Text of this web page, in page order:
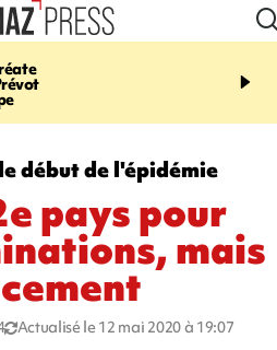
20:17
routière, concours de
début de l'épidémie
pays pour
mais
Actualisé le 12 mai 2020 à 19:07